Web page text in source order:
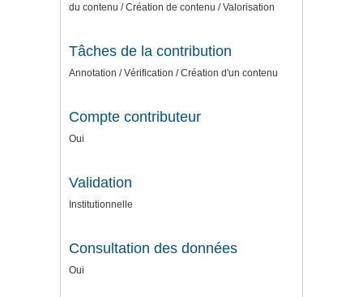
du contenu / Création de contenu / Valorisation
Tâches de la contribution
Annotation / Vérification / Création d'un contenu
Compte contributeur
Oui
Validation
Institutionnelle
Consultation des données
Oui